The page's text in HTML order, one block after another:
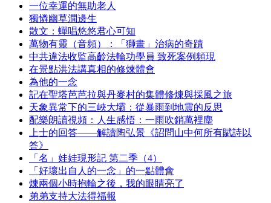
一位幸運的無助老人
獨憐幽草澗邊生
散文：蟬唱悠悠君心可知
萬物有靈（音頻）：「獅畫」治病的奇蹟
中共違法收監高齡法輪功學員 致死案例頻現
在景點洪法講真相的修煉體會
為他的一念
記在聖塔芭芭拉與丹麥村的集體修煉與採風之旅
天象異常下的三峽大壩：從暴雨到地震的反思
配樂朗讀視頻：人生感悟：一雨吹銷萬裡塵
上士的回答——解讀陶弘景《詔問山中何所有賦詩以
答》
「名」娃娃現形記 第二季（4）
「好壞出自人的一念」的一點體會
煉兩個小時抱輪之後，我的眼睛亮了
弟弟支持大法得福報